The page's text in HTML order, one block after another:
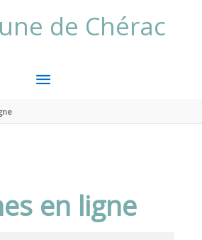
de Chérac
MENU
en ligne